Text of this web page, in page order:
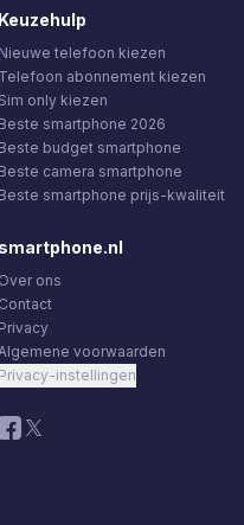
Keuzehulp
Nieuwe telefoon kiezen
Telefoon abonnement kiezen
Sim only kiezen
Beste smartphone 2026
Beste budget smartphone
Beste camera smartphone
Beste smartphone prijs-kwaliteit
smartphone.nl
Over ons
Contact
Privacy
Algemene voorwaarden
Privacy-instellingen